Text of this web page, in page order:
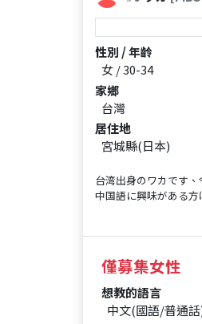
性別 / 年齡
女 / 30-34
家鄉
台灣
居住地
宮城縣(日本)
台湾出身のワカです
中国語に興味がある方
僅募集女性
想教的語言
中文(國語/普通